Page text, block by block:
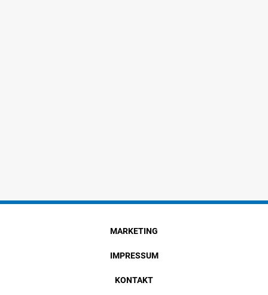
MARKETING
IMPRESSUM
KONTAKT